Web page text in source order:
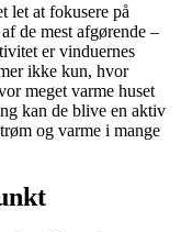
let at fokusere på
de mest afgørende –
er vinduernes
ikke kun, hvor
meget varme huset
kan de blive en aktiv
og varme i mange